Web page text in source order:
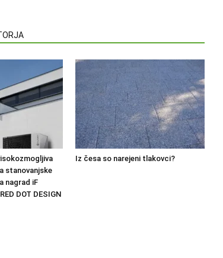
stanovanjske
nagrad iF
DOT DESIGN
Iz česa so narejeni tlakovci?